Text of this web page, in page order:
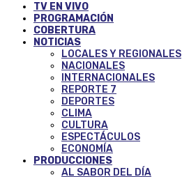
TV EN VIVO
PROGRAMACIÓN
COBERTURA
NOTICIAS
LOCALES Y REGIONALES
NACIONALES
INTERNACIONALES
REPORTE 7
DEPORTES
CLIMA
CULTURA
ESPECTÁCULOS
ECONOMÍA
PRODUCCIONES
AL SABOR DEL DÍA